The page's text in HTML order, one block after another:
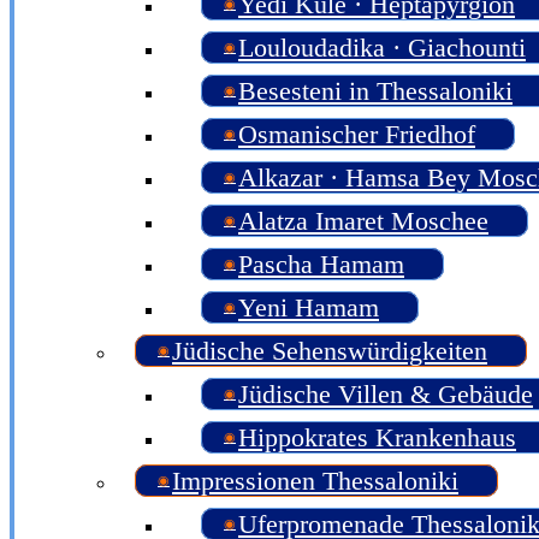
Louloudadika · Giachounti
Besesteni in Thessaloniki
Osmanischer Friedhof
Alkazar · Hamsa Bey
Alatza Imaret Moschee
Pascha Hamam
Yeni Hamam
Jüdische Sehenswürdigkeiten
Jüdische Villen & Gebäude
Hippokrates Krankenhaus
Impressionen Thessaloniki
Uferpromenade